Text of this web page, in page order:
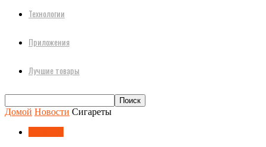
Технологии
Приложения
Лучшие товары
Домой Новости Сигареты